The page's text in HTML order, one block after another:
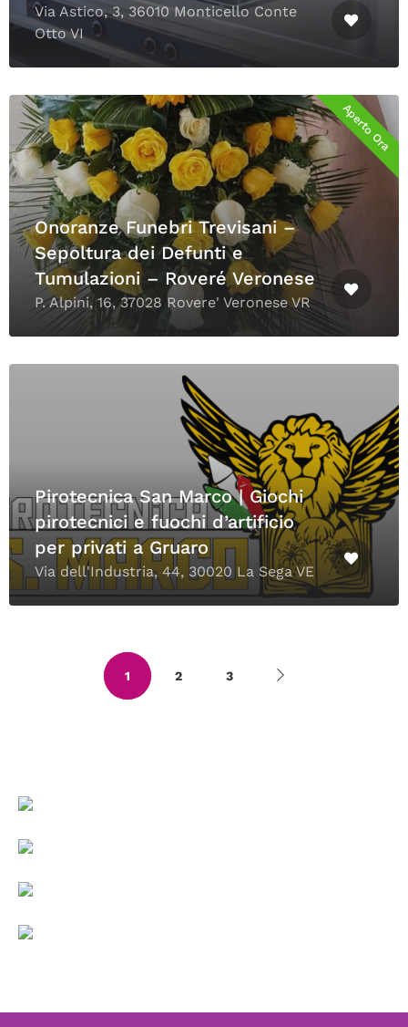
Via Astico, 3, 36010 Monticello Conte
Otto VI
Aperto Ora
Onoranze Funebri Trevisani –
Sepoltura dei Defunti e
Tumulazioni – Roveré Veronese
P. Alpini, 16, 37028 Rovere' Veronese VR
Pirotecnica San Marco | Giochi
pirotecnici e fuochi d’artificio
per privati a Gruaro
Via dell'Industria, 44, 30020 La Sega VE
1 2 3